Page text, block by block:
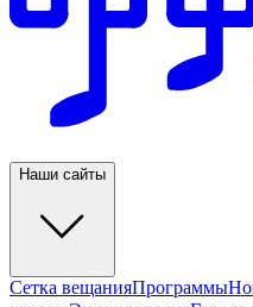
Наши сайты
Сетка вещанияПрограммы